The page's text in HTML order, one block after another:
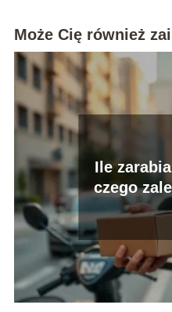
Może Cię również
Ile
czego